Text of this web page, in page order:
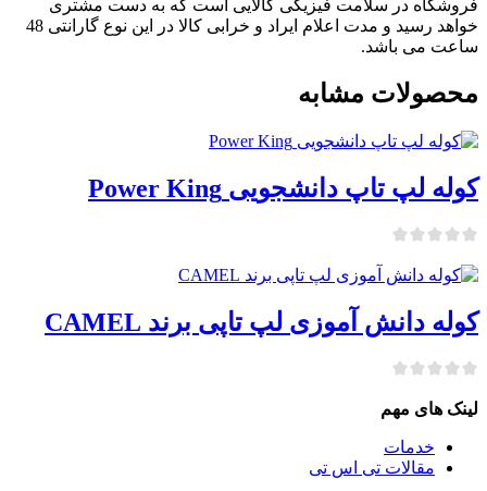
فروشگاه در سلامت فیزیکی کالایی است که به دست مشتری
خواهد رسید و مدت اعلام ایراد و خرابی کالا در این نوع گارانتی 48
ساعت می باشد.
محصولات مشابه
کوله‌ لپ تاپ دانشجویی Power King
کوله دانش آموزی لپ تاپی برند CAMEL
لینک های مهم
خدمات
مقالات تی اس تی